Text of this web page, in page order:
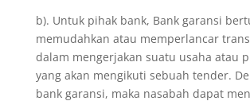
b). Untuk pihak bank, Bank garansi
memudahkan atau memperlancar
dalam mengerjakan suatu usaha atau
yang akan mengikuti sebuah tender.
bank garansi, maka nasabah dapat